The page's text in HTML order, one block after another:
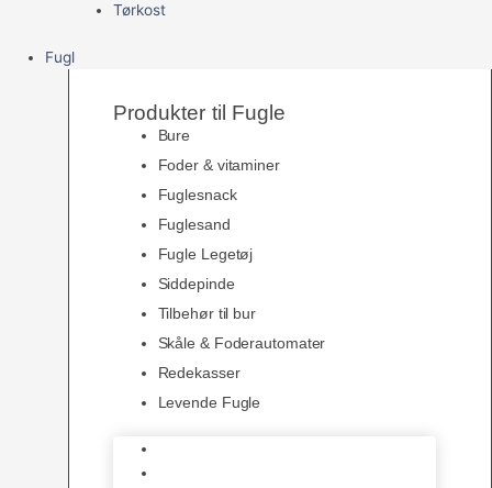
Tørkost
Fugl
Produkter til Fugle
Bure
Foder & vitaminer
Fuglesnack
Fuglesand
Fugle Legetøj
Siddepinde
Tilbehør til bur
Skåle & Foderautomater
Redekasser
Levende Fugle